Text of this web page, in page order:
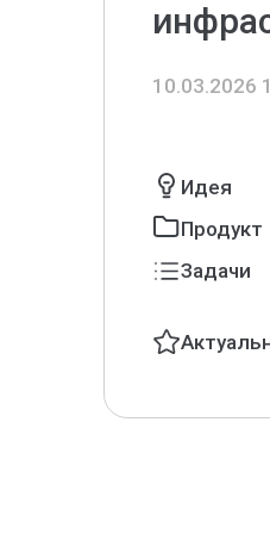
10.03.2026
Идея
Продукт
Задачи